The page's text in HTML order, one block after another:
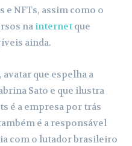
e NFTs, assim como o
na internet que
ainda.
avatar que espelha a
Sato e que ilustra
é a empresa por trás
é a responsável
com o lutador brasileiro